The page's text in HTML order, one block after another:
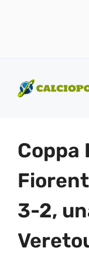
contenuto
Coppa
3-2,